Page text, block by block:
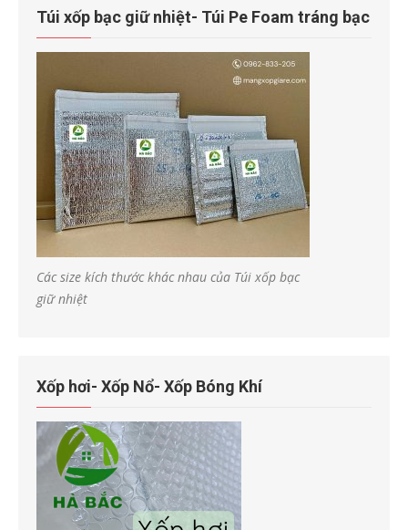
Túi xốp bạc giữ nhiệt- Túi Pe Foam tráng bạc
Các size kích thước khác nhau của Túi xốp bạc
giữ nhiệt
Xốp hơi- Xốp Nổ- Xốp Bóng Khí